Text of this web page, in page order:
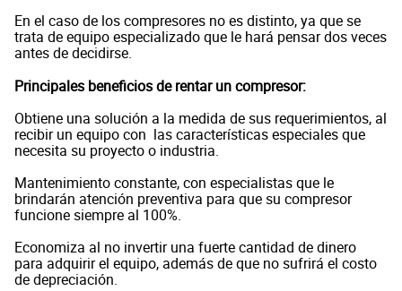
En el caso de los compresores no es distinto, ya que se
trata de equipo especializado que le hará pensar dos veces
antes de decidirse.
Principales beneficios de rentar un compresor:
Obtiene una solución a la medida de sus requerimientos, al
recibir un equipo con las características especiales que
necesita su proyecto o industria.
Mantenimiento constante, con especialistas que le
brindarán atención preventiva para que su compresor
funcione siempre al 100%.
Economiza al no invertir una fuerte cantidad de dinero
para adquirir el equipo, además de que no sufrirá el costo
de depreciación.